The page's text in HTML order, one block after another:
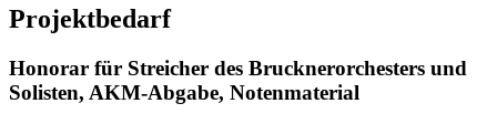
Projektbedarf
Honorar für Streicher des Brucknerorchesters und
Solisten, AKM-Abgabe, Notenmaterial